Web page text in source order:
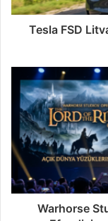
Tesla FSD
Warhorse